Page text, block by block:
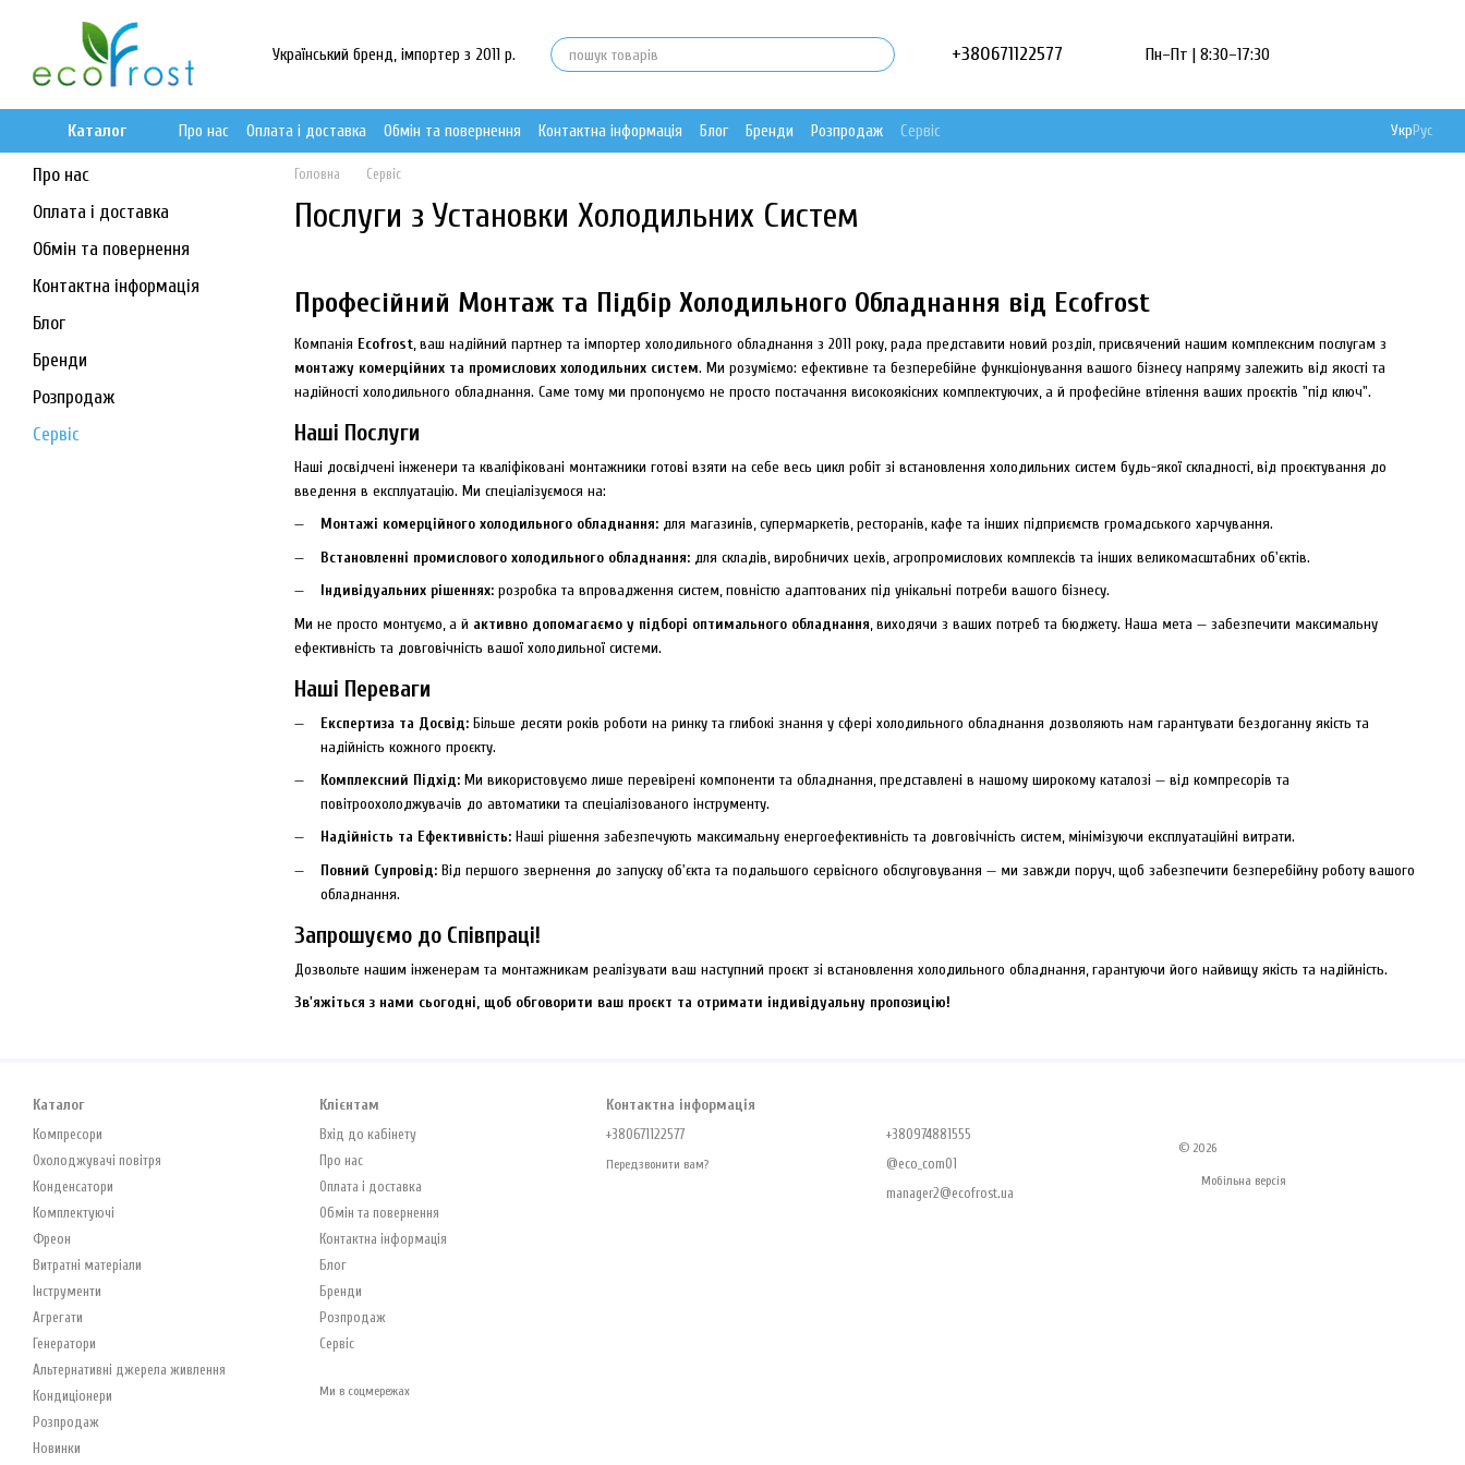
Український бренд, імпортер з 2011 р. +380671122577 Пн–Пт | 8:30–17:30
Каталог Про нас Оплата і доставка Обмін та повернення Контактна інформація Блог Бренди Розпродаж Сервіс УкрРус
Головна Сервіс
Послуги з Установки Холодильних Систем
Професійний Монтаж та Підбір Холодильного Обладнання від Ecofrost
Компанія Ecofrost, ваш надійний партнер та імпортер холодильного обладнання з 2011 року, рада представити новий розділ, присвячений нашим комплексним послугам з
монтажу комерційних та промислових холодильних систем. Ми розуміємо: ефективне та безперебійне функціонування вашого бізнесу напряму залежить від якості та
надійності холодильного обладнання. Саме тому ми пропонуємо не просто постачання високоякісних комплектуючих, а й професійне втілення ваших проєктів "під ключ".
Наші Послуги
Наші досвідчені інженери та кваліфіковані монтажники готові взяти на себе весь цикл робіт зі встановлення холодильних систем будь-якої складності, від проєктування до
введення в експлуатацію. Ми спеціалізуємося на:
Монтажі комерційного холодильного обладнання: для магазинів, супермаркетів, ресторанів, кафе та інших підприємств громадського харчування.
Встановленні промислового холодильного обладнання: для складів, виробничих цехів, агропромислових комплексів та інших великомасштабних об'єктів.
Індивідуальних рішеннях: розробка та впровадження систем, повністю адаптованих під унікальні потреби вашого бізнесу.
Ми не просто монтуємо, а й активно допомагаємо у підборі оптимального обладнання, виходячи з ваших потреб та бюджету. Наша мета — забезпечити максимальну
ефективність та довговічність вашої холодильної системи.
Наші Переваги
Експертиза та Досвід: Більше десяти років роботи на ринку та глибокі знання у сфері холодильного обладнання дозволяють нам гарантувати бездоганну якість та
надійність кожного проєкту.
Комплексний Підхід: Ми використовуємо лише перевірені компоненти та обладнання, представлені в нашому широкому каталозі — від компресорів та
повітроохолоджувачів до автоматики та спеціалізованого інструменту.
Надійність та Ефективність: Наші рішення забезпечують максимальну енергоефективність та довговічність систем, мінімізуючи експлуатаційні витрати.
Повний Супровід: Від першого звернення до запуску об'єкта та подальшого сервісного обслуговування — ми завжди поруч, щоб забезпечити безперебійну роботу вашого
обладнання.
Запрошуємо до Співпраці!
Дозвольте нашим інженерам та монтажникам реалізувати ваш наступний проєкт зі встановлення холодильного обладнання, гарантуючи його найвищу якість та надійність.
Зв'яжіться з нами сьогодні, щоб обговорити ваш проєкт та отримати індивідуальну пропозицію!
Про нас
Оплата і доставка
Обмін та повернення
Контактна інформація
Блог
Бренди
Розпродаж
Сервіс
Каталог
Компресори
Охолоджувачі повітря
Конденсатори
Комплектуючі
Фреон
Витратні матеріали
Інструменти
Агрегати
Генератори
Альтернативні джерела живлення
Кондиціонери
Розпродаж
Новинки
Клієнтам
Вхід до кабінету
Про нас
Оплата і доставка
Обмін та повернення
Контактна інформація
Блог
Бренди
Розпродаж
Сервіс
Ми в соцмережах
Контактна інформація
+380671122577
Передзвонити вам?
+380974881555
@eco_com01
manager2@ecofrost.ua
© 2026
Мобільна версія